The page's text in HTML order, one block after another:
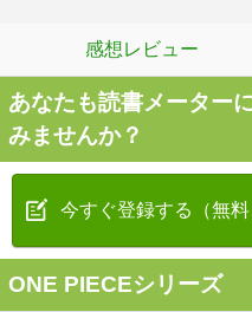
感想レビュー
あなたも読書メーター
みませんか？
今すぐ登録する（無料
ONE PIECEシリーズ